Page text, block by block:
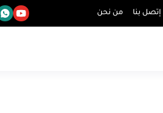
إتصل بنا من نحن